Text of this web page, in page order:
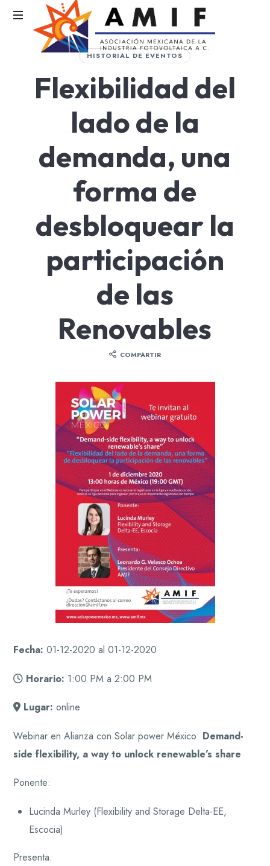
AMIF
Mexicana
de
HISTORIAL DE EVENTOS
Flexibilidad del
lado de la
demanda, una
forma de
desbloquear la
participación
de las
Renovables
COMPARTIR
Fecha:01-12-2020 al 01-12-2020
Horario: 1:00 PM a 2:00 PM
Lugar:online
Webinar en Alianza con Solar power México: Demand-
side flexibility, a way to unlock renewable’s share
Ponente:
Lucinda Murley (Flexibility and Storage Delta-EE,
Escocia)
Presenta: